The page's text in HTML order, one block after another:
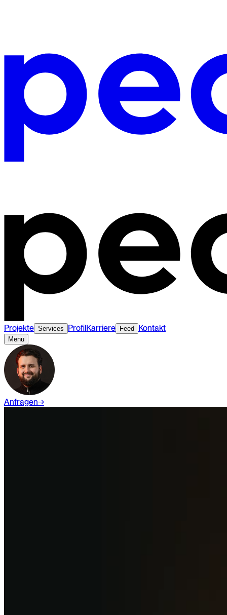
Projekte Services ProfilKarriere Feed Kontakt
Menu
Anfragen→